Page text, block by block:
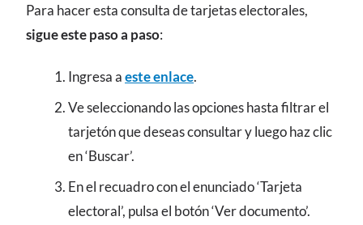
Para hacer esta consulta de tarjetas electorales,
sigue este paso a paso:
Ingresa aeste enlace.
Ve seleccionando las opciones hasta filtrar el
tarjetón que deseas consultar y luego haz clic
en ‘Buscar’.
En el recuadro con el enunciado ‘Tarjeta
electoral’, pulsa el botón ‘Ver documento’.